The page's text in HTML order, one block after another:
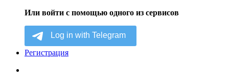
Или войти с помощью одного из сервисов
Регистрация